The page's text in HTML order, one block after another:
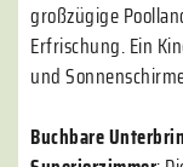
großzügige
Erfrischung. Ein
und
Buchbare